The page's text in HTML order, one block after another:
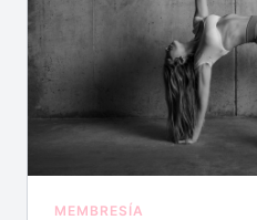
MEMBRESÍA